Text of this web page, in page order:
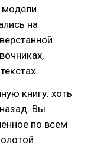
модели
на
книгу: хоть
Вы
по всем